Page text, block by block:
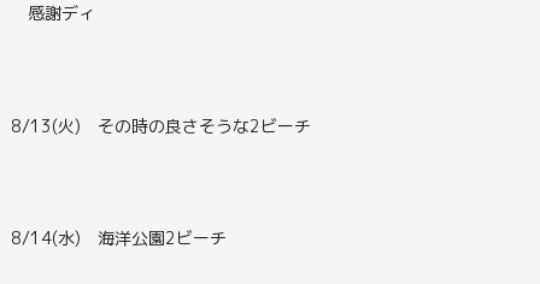
感謝ディ
8/13(火) その時の良さそうな2ビーチ
8/14(水) 海洋公園2ビーチ